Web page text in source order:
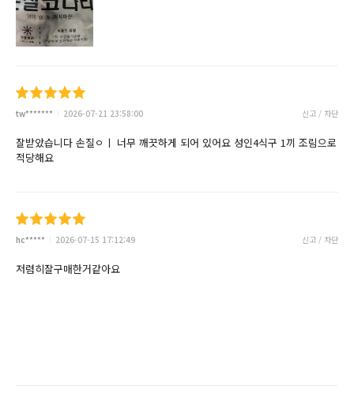
tw******* 2026-07-21 23:58:00 신고 / 차단
잘받았습니다 손질ㅇㅣ 너무 깨끗하게 되어 있어요 성인4식구 1끼 조림으로
적당해요
hc***** 2026-07-15 17:12:49 신고 / 차단
저렴히잘구매한거같아요